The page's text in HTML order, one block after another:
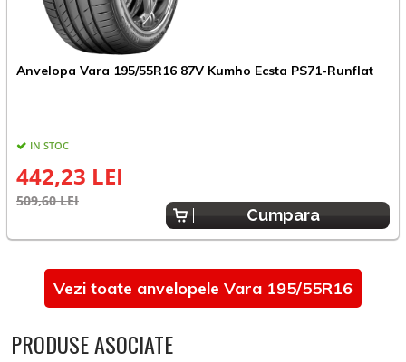
Anvelopa Vara 195/55R16 87V Kumho Ecsta PS71-Runflat
IN STOC
442,23 LEI
509,60 LEI
Cumpara
Vezi toate anvelopele Vara 195/55R16
PRODUSE ASOCIATE